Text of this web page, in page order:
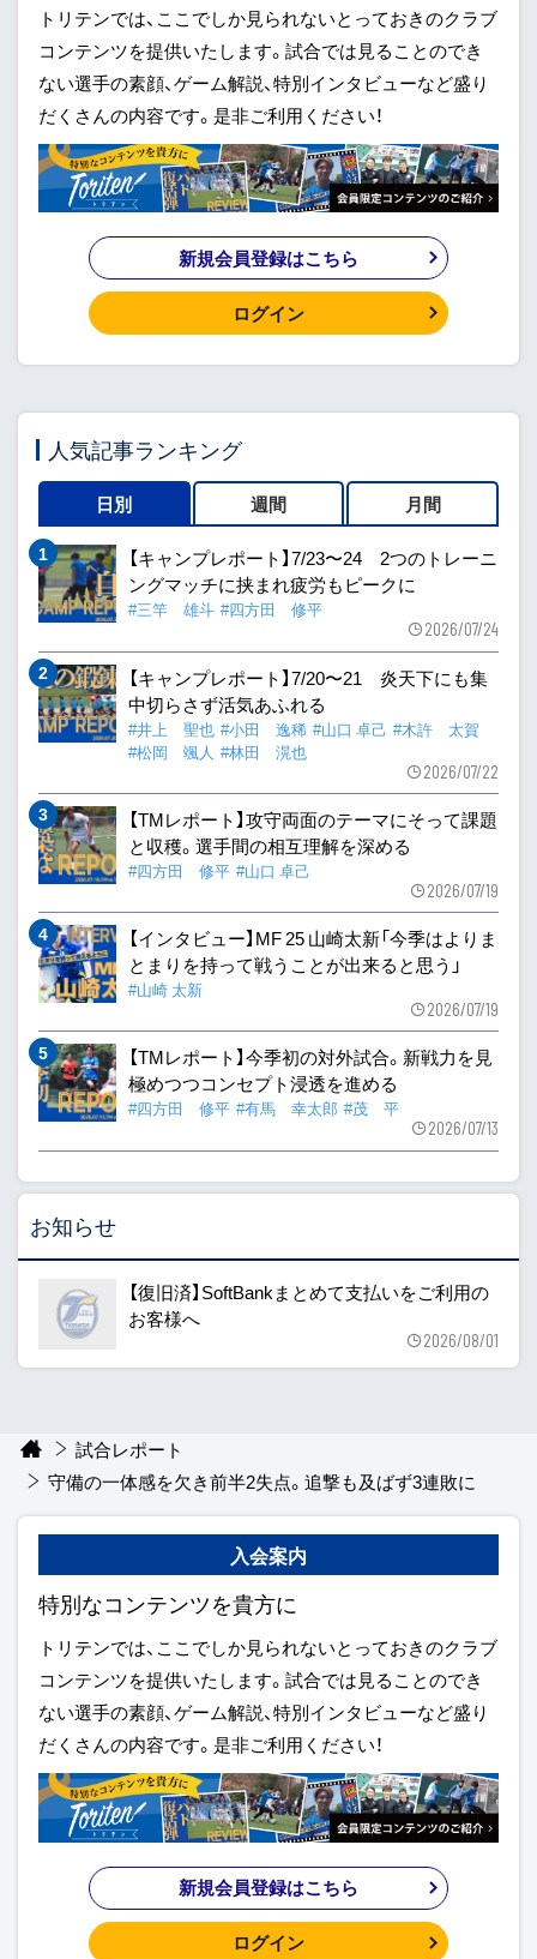
トリテンでは、ここでしか見られないとっておきのクラブ
コンテンツを提供いたします。試合では見ることのでき
ない選手の素顔、ゲーム解説、特別インタビューなど盛り
だくさんの内容です。是非ご利用ください！
新規会員登録はこちら
ログイン
人気記事ランキング
日別 週間 月間
【キャンプレポート】7/23〜24 2つのトレーニ
ングマッチに挟まれ疲労もピークに
#三竿 雄斗 #四方田 修平
2026/07/24
【キャンプレポート】7/20〜21 炎天下にも集
中切らさず活気あふれる
#井上 聖也 #小田 逸稀 #山口 卓己 #木許 太賀
#松岡 颯人 #林田 滉也
2026/07/22
【TMレポート】攻守両面のテーマにそって課題
と収穫。選手間の相互理解を深める
#四方田 修平 #山口 卓己
2026/07/19
【インタビュー】MF 25 山崎太新「今季はよりま
とまりを持って戦うことが出来ると思う」
#山崎 太新
2026/07/19
【TMレポート】今季初の対外試合。新戦力を見
極めつつコンセプト浸透を進める
#四方田 修平 #有馬 幸太郎 #茂 平
2026/07/13
お知らせ
【復旧済】SoftBankまとめて支払いをご利用の
お客様へ
2026/08/01
試合レポート
守備の一体感を欠き前半2失点。追撃も及ばず3連敗に
入会案内
特別なコンテンツを貴方に
トリテンでは、ここでしか見られないとっておきのクラブ
コンテンツを提供いたします。試合では見ることのでき
ない選手の素顔、ゲーム解説、特別インタビューなど盛り
だくさんの内容です。是非ご利用ください！
新規会員登録はこちら
ログイン